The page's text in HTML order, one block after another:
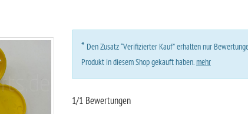
* Den Zusatz “Verifizierter Kauf” erhalten nur
Produkt in diesem Shop gekauft haben.mehr
1/1 Bewertungen